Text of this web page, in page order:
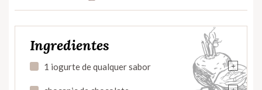
Ingredientes
+
1 iogurte de qualquer sabor